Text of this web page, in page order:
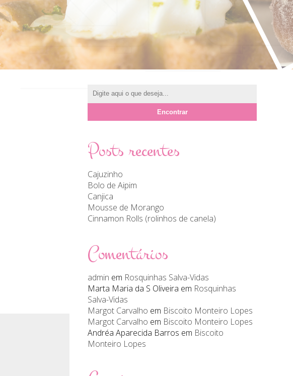
Posts recentes
Cajuzinho
Bolo de Aipim
Canjica
Mousse de Morango
Cinnamon Rolls (rolinhos de canela)
Comentários
admin em Rosquinhas Salva-Vidas
Marta Maria da S Oliveira em Rosquinhas
Salva-Vidas
Margot Carvalho em Biscoito Monteiro Lopes
Margot Carvalho em Biscoito Monteiro Lopes
Andréa Aparecida Barros em Biscoito
Monteiro Lopes